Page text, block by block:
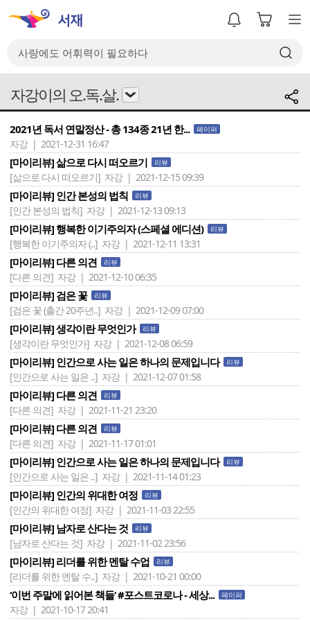
자강이의 오.독.살.
2021년 독서 연말정산 - 총 134종 21년 한... 페이퍼
자강 | 2021-12-31 16:47
[마이리뷰] 삶으로 다시 떠오르기 리뷰
[삶으로 다시 떠오르기] 자강 | 2021-12-15 09:39
[마이리뷰] 인간 본성의 법칙 리뷰
[인간 본성의 법칙] 자강 | 2021-12-13 09:13
[마이리뷰] 행복한 이기주의자 (스페셜 에디션) 리뷰
[행복한 이기주의자 (..] 자강 | 2021-12-11 13:31
[마이리뷰] 다른 의견 리뷰
[다른 의견] 자강 | 2021-12-10 06:35
[마이리뷰] 검은 꽃 리뷰
[검은 꽃 (출간 20주년..] 자강 | 2021-12-09 07:00
[마이리뷰] 생각이란 무엇인가 리뷰
[생각이란 무엇인가] 자강 | 2021-12-08 06:59
[마이리뷰] 인간으로 사는 일은 하나의 문제입니다 리뷰
[인간으로 사는 일은 ..] 자강 | 2021-12-07 01:58
[마이리뷰] 다른 의견 리뷰
[다른 의견] 자강 | 2021-11-21 23:20
[마이리뷰] 다른 의견 리뷰
[다른 의견] 자강 | 2021-11-17 01:01
[마이리뷰] 인간으로 사는 일은 하나의 문제입니다 리뷰
[인간으로 사는 일은 ..] 자강 | 2021-11-14 01:23
[마이리뷰] 인간의 위대한 여정 리뷰
[인간의 위대한 여정] 자강 | 2021-11-03 22:55
[마이리뷰] 남자로 산다는 것 리뷰
[남자로 산다는 것] 자강 | 2021-11-02 23:56
[마이리뷰] 리더를 위한 멘탈 수업 리뷰
[리더를 위한 멘탈 수..] 자강 | 2021-10-21 00:00
‘이번 주말에 읽어본 책들‘ #포스트코로나 - 세상... 페이퍼
자강 | 2021-10-17 20:41